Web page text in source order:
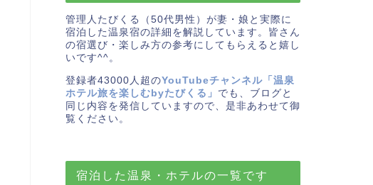
管理人たびくる（50代男性）が妻・娘と実際に
宿泊した温泉宿の詳細を解説しています。皆さん
の宿選び・楽しみ方の参考にしてもらえると嬉し
いです^^。
登録者43000人超のYouTubeチャンネル「温泉
ホテル旅を楽しむbyたびくる」 でも、ブログと
同じ内容を発信していますので、是非あわせて御
覧ください。
宿泊した温泉・ホテルの一覧です